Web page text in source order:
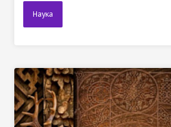
Наука